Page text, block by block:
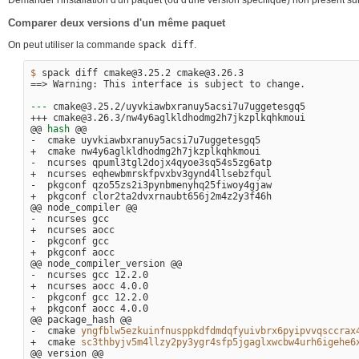
Comparer deux versions d'un même paquet
On peut utiliser la commande spack diff.
$
==> Warning: This interface is subject to change.
--- cmake@3.25.2/uyvkiawbxranuy5acsi7u7uggetesgq5
+++ cmake@3.26.3/nw4y6aglkldhodmg2h7jkzplkqhkmoui
@@
hash @@
-  cmake uyvkiawbxranuy5acsi7u7uggetesgq5
+  cmake nw4y6aglkldhodmg2h7jkzplkqhkmoui
-  ncurses qpuml3tgl2dojx4qyoe3sq54s5zg6atp
+  ncurses eqhewbmrskfpvxbv3gynd4llsebzfqul
-  pkgconf qzo55zs2i3pynbmenyhq25fiwoy4gjaw
+  pkgconf clor2ta2dvxrnaubt656j2m4z2y3f46h
@@ node_compiler @@
-  ncurses gcc
+  ncurses aocc
-  pkgconf gcc
+  pkgconf aocc
@@ node_compiler_version @@
-  ncurses gcc 12.2.0
+  ncurses aocc 4.0.0
-  pkgconf gcc 12.2.0
+  pkgconf aocc 4.0.0
@@ package_hash @@
-  cmake
+  cmake
@@ version @@